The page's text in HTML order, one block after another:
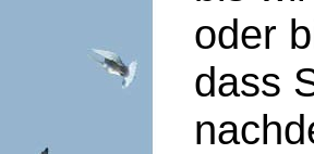
oder
dass